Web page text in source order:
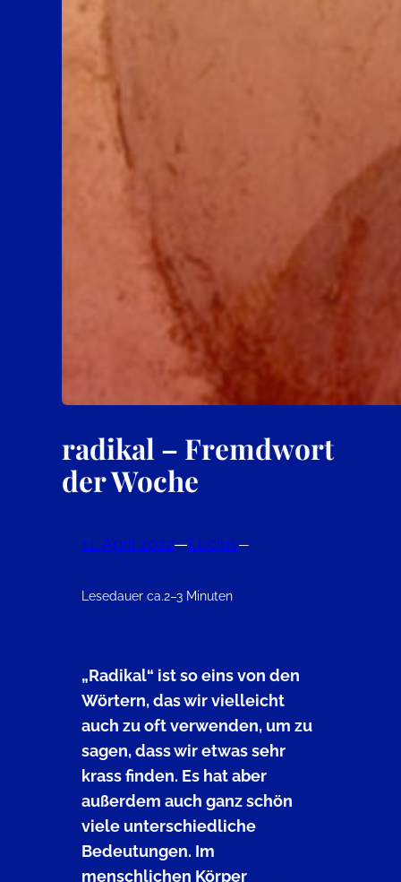
radikal – Fremdwort
der Woche
11. April 2022—Lucius—
Lesedauer ca.2–3 Minuten
„Radikal“ ist so eins von den
Wörtern, das wir vielleicht
auch zu oft verwenden, um zu
sagen, dass wir etwas sehr
krass finden. Es hat aber
außerdem auch ganz schön
viele unterschiedliche
Bedeutungen. Im
menschlichen Körper